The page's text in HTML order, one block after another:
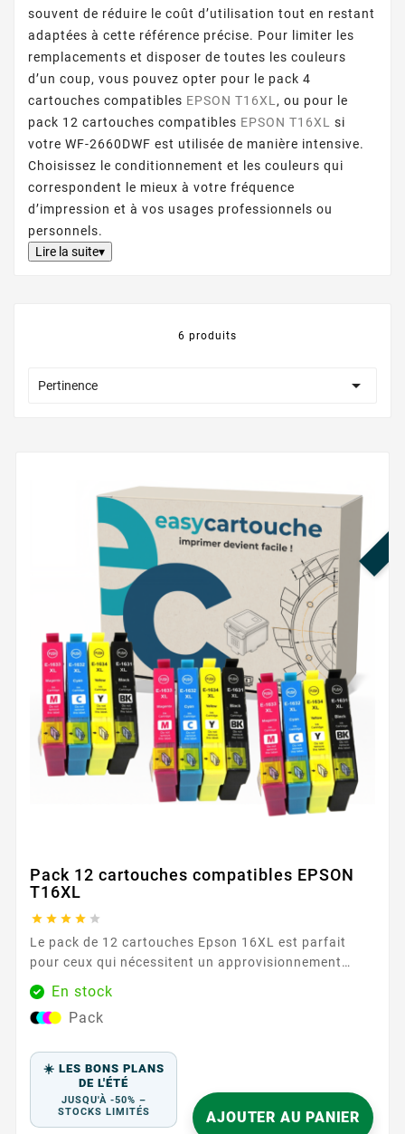
souvent de réduire le coût d’utilisation tout en restant
adaptées à cette référence précise. Pour limiter les
remplacements et disposer de toutes les couleurs
d’un coup, vous pouvez opter pour le pack 4
cartouches compatibles EPSON T16XL , ou pour le
pack 12 cartouches compatibles EPSON T16XL
si
votre WF-2660DWF est utilisée de manière intensive.
Choisissez le conditionnement et les couleurs qui
correspondent le mieux à votre fréquence
d’impression et à vos usages professionnels ou
personnels.
Lire la suite▾
6 produits
Pertinence 
Pack 12 cartouches compatibles EPSON
T16XL
    
Le pack de 12 cartouches Epson 16XL est parfait
pour ceux qui nécessitent un approvisionnement
important en encre. Comprenant trois cartouches de
chaque couleur, ce pack offre une performance fiable
et économique. Avec une capacité de 500 pages pour
cartouche couleur, ce pack garantit des résultats
constants et durables. ...
En stock
Pack
☀️ LES BONS PLANS
DE L'ÉTÉ
JUSQU'À -50% –
STOCKS LIMITÉS
AJOUTER AU PANIER